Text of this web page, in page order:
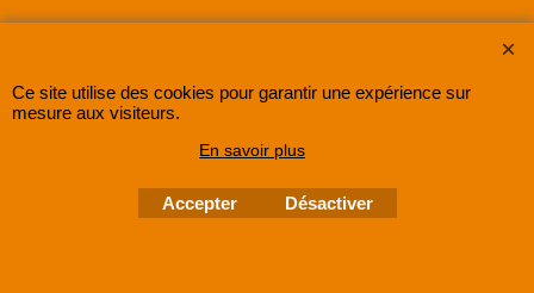
Ce site utilise des cookies pour garantir une expérience sur
mesure aux visiteurs.
En savoir plus
Accepter Désactiver